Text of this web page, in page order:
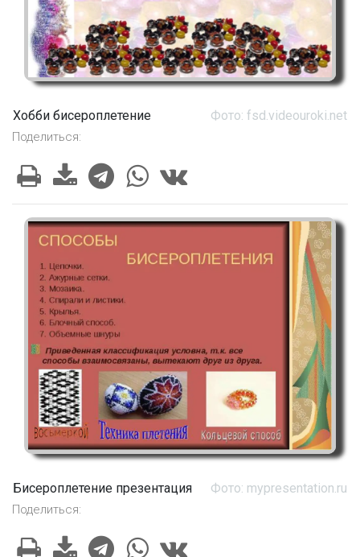
Хобби бисероплетение Фото: fsd.videouroki.net
Поделиться:
Бисероплетение презентация Фото: mypresentation.ru
Поделиться: